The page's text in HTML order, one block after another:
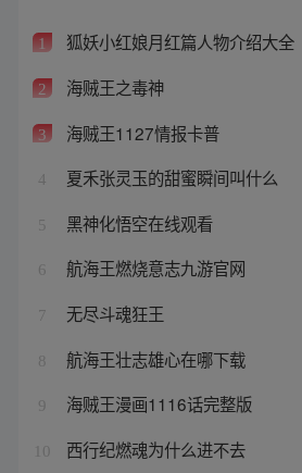
1 狐妖小红娘月红篇人物介绍大全
2 海贼王之毒神
3 海贼王1127情报卡普
4 夏禾张灵玉的甜蜜瞬间叫什么
5 黑神化悟空在线观看
6 航海王燃烧意志九游官网
7 无尽斗魂狂王
8 航海王壮志雄心在哪下载
9 海贼王漫画1116话完整版
10 西行纪燃魂为什么进不去